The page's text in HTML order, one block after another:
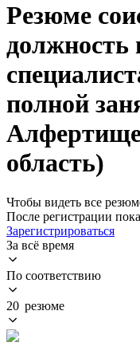
Резюме
должность
полной
область)
Чтобы видеть все
После регистрации
Зарегистрироваться
За всё время
По соответствию
20 резюме